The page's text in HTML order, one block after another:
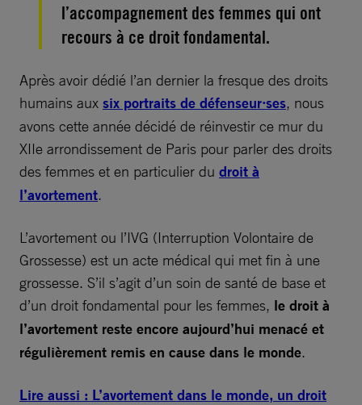
l’accompagnement des femmes qui ont
recours à ce droit fondamental.
Après avoir dédié l’an dernier la fresque des droits
humains aux six portraits de défenseur⸱ses, nous
avons cette année décidé de réinvestir ce mur du
XIIe arrondissement de Paris pour parler des droits
des femmes et en particulier du droit à
l’avortement.
L’avortement ou l’IVG (Interruption Volontaire de
Grossesse) est un acte médical qui met fin à une
grossesse. S’il s’agit d’un soin de santé de base et
d’un droit fondamental pour les femmes, le droit à
l’avortement reste encore aujourd’hui menacé et
régulièrement remis en cause dans le monde.
Lire aussi : L’avortement dans le monde, un droit